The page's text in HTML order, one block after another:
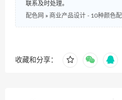
联系及时处理。
配色网 » 商业产品设计 - 10种颜色
收藏和分享：